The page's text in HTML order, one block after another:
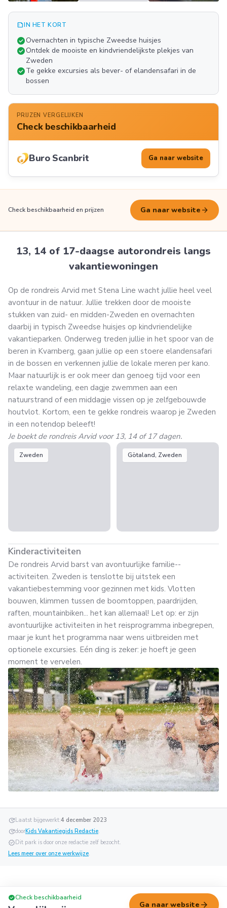
FOTO'S
summarizeIN HET KORT
check_circleOvernachten in typische Zweedse huisjes
check_circleOntdek de mooiste en kindvriendelijkste plekjes van
Zweden
check_circleTe gekke excursies als bever- of elandensafari in de
bossen
PRIJZEN VERGELIJKEN
Check beschikbaarheid
Buro Scanbrit Ga naar website
Check beschikbaarheid en prijzen Ga naar website arrow_forward
13, 14 of 17-daagse autorondreis langs
vakantiewoningen
Op de rondreis Arvid met Stena Line wacht jullie heel veel
avontuur in de natuur. Jullie trekken door de mooiste
stukken van zuid- en midden-Zweden en overnachten
daarbij in typisch Zweedse huisjes op kindvriendelijke
vakantieparken. Onderweg treden jullie in het spoor van de
beren in Kvarnberg, gaan jullie op een stoere elandensafari
in de bossen en verkennen jullie de lokale meren per kano.
Maar natuurlijk is er ook meer dan genoeg tijd voor een
relaxte wandeling, een dagje zwemmen aan een
natuurstrand of een middagje vissen op je zelfgebouwde
houtvlot. Kortom, een te gekke rondreis waarop je Zweden
in een notendop beleeft!
Je boekt de rondreis Arvid voor 13, 14 of 17 dagen.
Zweden Götaland, Zweden
Kinderactiviteiten
De rondreis Arvid barst van avontuurlijke familie--
activiteiten. Zweden is tenslotte bij uitstek een
vakantiebestemming voor gezinnen met kids. Vlotten
bouwen, klimmen tussen de boomtoppen, paardrijden,
raften, mountainbiken... het kan allemaal! Let op: er zijn
avontuurlijke activiteiten in het reisprogramma inbegrepen,
maar je kunt het programma naar wens uitbreiden met
optionele excursies. Eén ding is zeker: je hoeft je geen
moment te vervelen.
updateLaatst bijgewerkt:4 december 2023
updatedoorKids Vakantiegids Redactie.
verifiedDit park is door onze redactie zelf bezocht.
Lees meer over onze werkwijze.
check_circleCheck beschikbaarheid
Ga naar website arrow_forward